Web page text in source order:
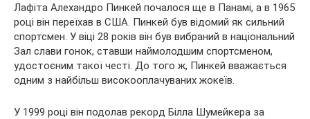
Лафіта Алехандро Пинкей почалося ще в Панамі, а в 1965
році він переїхав в США. Пинкей був відомий як сильний
спортсмен. У віці 28 років він був вибраний в національний
Зал слави гонок, ставши наймолодшим спортсменом,
удостоєним такої честі. До того ж, Пинкей вважається
одним з найбільш високооплачуваних жокеїв.
У 1999 році він подолав рекорд Білла Шумейкера за